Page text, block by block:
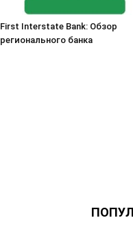
First Interstate Bank: Обзор
регионального банка